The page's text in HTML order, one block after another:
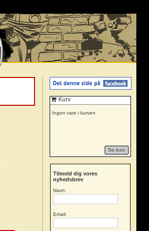
Kurv
Ingen vare i kurven
Se kurv
Tilmeld dig vores
nyhedsbrev
Navn:
Email: